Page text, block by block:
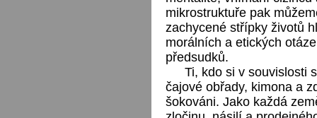
mikrostruktuře pak
zachycené střípky životů
morálních a etických
předsudků.
Ti, kdo si v souvislosti
čajové obřady, kimona a
šokováni. Jako každá